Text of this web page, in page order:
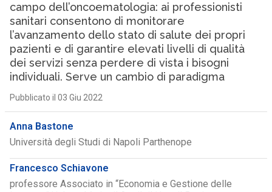
campo dell’oncoematologia: ai professionisti
sanitari consentono di monitorare
l’avanzamento dello stato di salute dei propri
pazienti e di garantire elevati livelli di qualità
dei servizi senza perdere di vista i bisogni
individuali. Serve un cambio di paradigma
Pubblicato il 03 Giu 2022
Anna Bastone
Università degli Studi di Napoli Parthenope
Francesco Schiavone
professore Associato in “Economia e Gestione delle